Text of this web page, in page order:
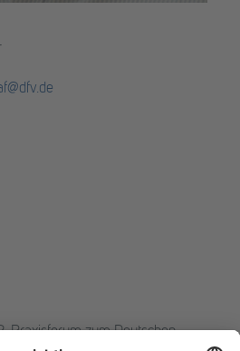
Praxisforum zum Deutschen